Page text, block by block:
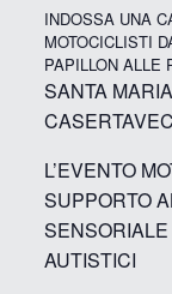
INDOSSA UNA
MOTOCICLISTI
PAPILLON ALLE
SANTA
L’EVENTO
SUPPORTO
AUTISTICI